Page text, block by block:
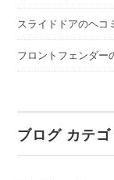
スライドドアのヘコ
フロントフェンダー
ブログ カテゴ